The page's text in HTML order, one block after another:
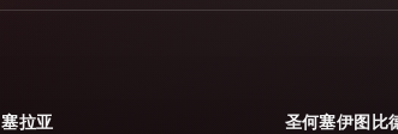
塞拉亚
圣何塞伊图比